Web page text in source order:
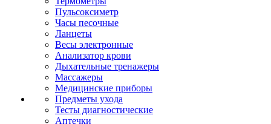
Пульсоксиметр
Часы песочные
Ланцеты
Весы электронные
Анализатор крови
Дыхательные тренажеры
Массажеры
Медицинские приборы
Предметы ухода
Тесты диагностические
Аптечки